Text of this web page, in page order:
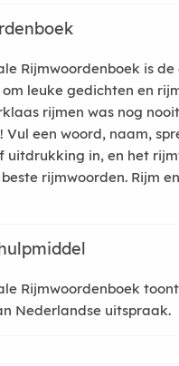
Rijmwoordenboek is
leuke gedichten en
rijmen was nog
Vul een woord, naam,
uitdrukking in, en het
rijmwoorden. Rijm
Rijmwoordenboek
Nederlandse uitspraak.